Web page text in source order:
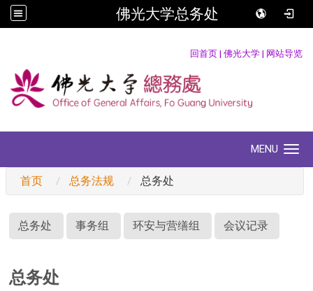
佛光大学总务处
回首页 | 佛光大学 | 网站导览
MENU
首页 总务法规 总务处
总务处 事务组 环安与营缮组 会议记录
总务处